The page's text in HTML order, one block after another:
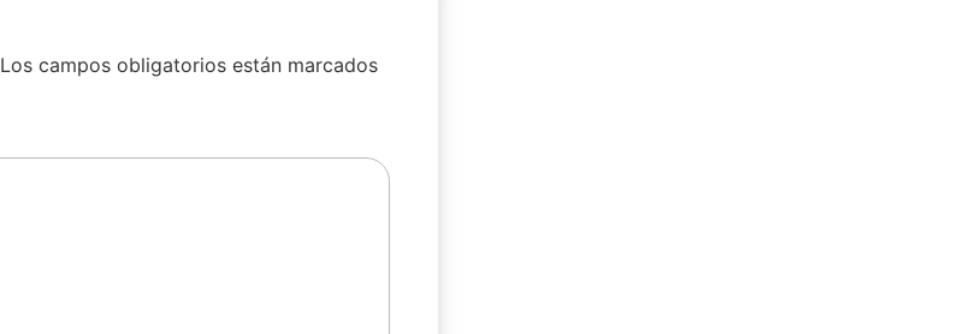
Los campos obligatorios están marcados